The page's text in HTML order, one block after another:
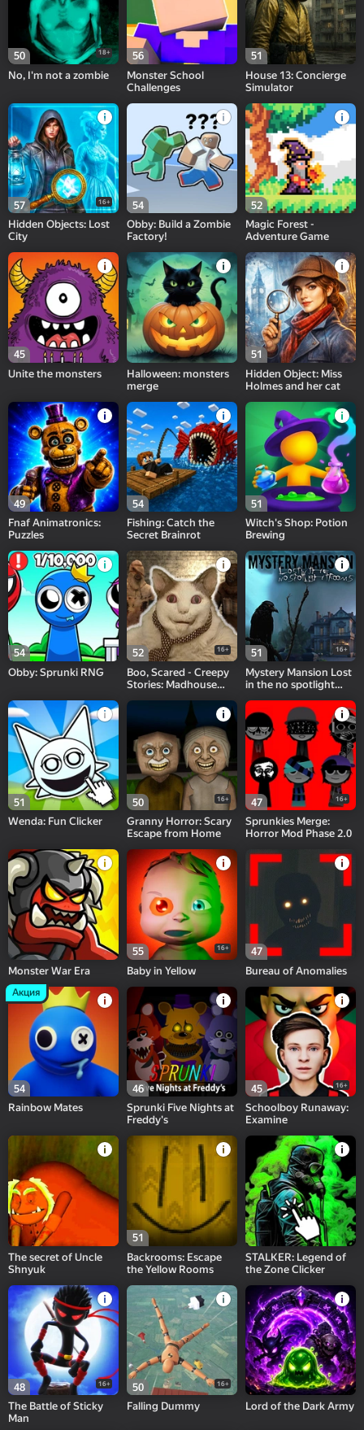
50 18+
No, I'm not a zombie
56
Monster School
Challenges
51
House 13: Concierge
Simulator
57 16+
Hidden Objects: Lost
City
54
Obby: Build a Zombie
Factory!
52
Magic Forest -
Adventure Game
45
Unite the monsters
Halloween: monsters
merge
51
Hidden Object: Miss
Holmes and her cat
49
Fnaf Animatronics:
Puzzles
54
Fishing: Catch the
Secret Brainrot
51
Witch's Shop: Potion
Brewing
54
Obby: Sprunki RNG
52 16+
Boo, Scared - Creepy
Stories: Madhouse
51 16+
Mystery Mansion Lost
in the no spotlight
51
Wenda: Fun Clicker
50 16+
Granny Horror: Scary
Escape from Home
47 16+
Sprunkies Merge:
Horror Mod Phase 2.0
Monster War Era
55 16+
Baby in Yellow
47
Bureau of Anomalies
54
Акция
Rainbow Mates
46
Sprunki Five Nights at
Freddy's
45 16+
Schoolboy Runaway:
Examine
The secret of Uncle
Shnyuk
51
Backrooms: Escape
the Yellow Rooms
STALKER: Legend of
the Zone Clicker
48 16+
The Battle of Sticky
Man
50 16+
Falling Dummy Lord of the Dark Army